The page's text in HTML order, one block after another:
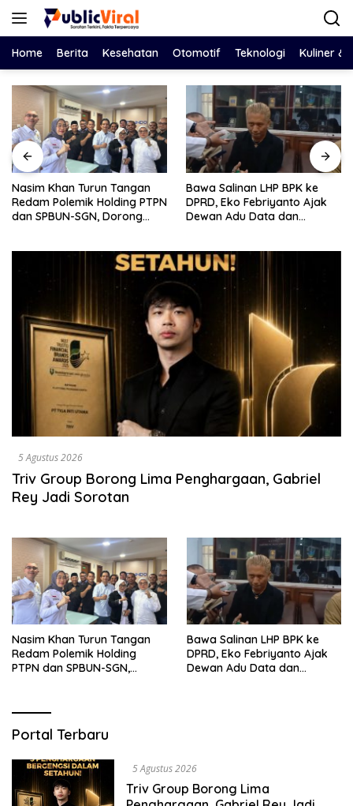
Langsung
Home Berita Kesehatan Otomotif Teknologi Kuliner &
Nasim Khan Turun Tangan
Redam Polemik Holding PTPN
dan SPBUN-SGN, Dorong
Bawa Salinan LHP BPK ke
DPRD, Eko Febriyanto Ajak
Dewan Adu Data dan
5 Agustus 2026
Triv Group Borong Lima Penghargaan, Gabriel
Rey Jadi Sorotan
Nasim Khan Turun Tangan
Redam Polemik Holding
PTPN dan SPBUN-SGN,
Bawa Salinan LHP BPK ke
DPRD, Eko Febriyanto Ajak
Dewan Adu Data dan
Public
Portal Terbaru
5 Agustus 2026
Triv Group Borong Lima